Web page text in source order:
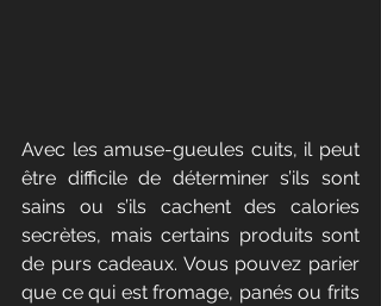
Avec les amuse-gueules cuits, il peut
être difficile de déterminer s’ils sont
sains ou s’ils cachent des calories
secrètes, mais certains produits sont
de purs cadeaux. Vous pouvez parier
que ce qui est fromage, panés ou frits